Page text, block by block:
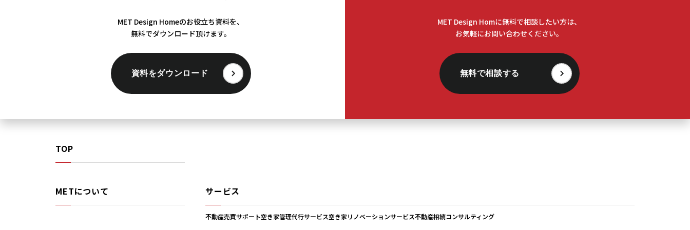
MET Design Homeのお役立ち資料を、
無料でダウンロード頂けます。
資料をダウンロード
MET Design Homに無料で相談したい方は、
お気軽にお問い合わせください。
無料で相談する
TOP
METについて サービス
不動産売買サポート空き家管理代行サービス空き家リノベーションサービス不動産相続コンサルティング